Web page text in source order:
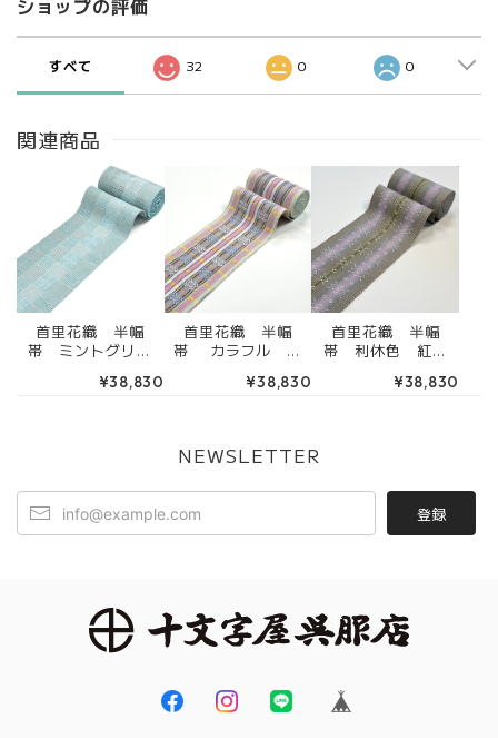
すべて 32 0 0
関連商品
首里花織 半幅
帯 ミントグリー
処理込み） 4RK
¥38,830
首里花織 半幅
帯 カラフル 生
色 黄色 （端処理
¥38,830
首里花織 半幅
帯 利休色 紅藤
理込み） 4RK31
¥38,830
NEWSLETTER
登録